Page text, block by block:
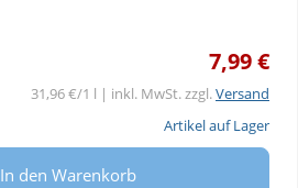
7,99 €
31,96 €/1 l | inkl. MwSt. zzgl.Versand
Artikel auf Lager
In den Warenkorb